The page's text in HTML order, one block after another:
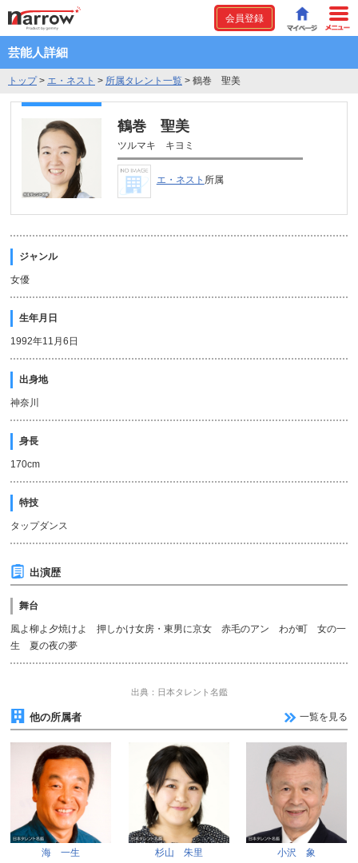
会員登録
芸能人詳細
トップ> エ・ネスト > 所属タレント一覧 > 鶴巻 聖美
鶴巻 聖美
ツルマキ キヨミ
エ・ネスト 所属
ジャンル
女優
生年月日
1992年11月6日
出身地
神奈川
身長
170cm
特技
タップダンス
出演歴
舞台
風よ柳よ夕焼けよ 押しかけ女房・東男に京女 赤毛のアン わが町 女の一
生 夏の夜の夢
出典：日本タレント名鑑
他の所属者 一覧を見る
海 一生 杉山 朱里 小沢 象